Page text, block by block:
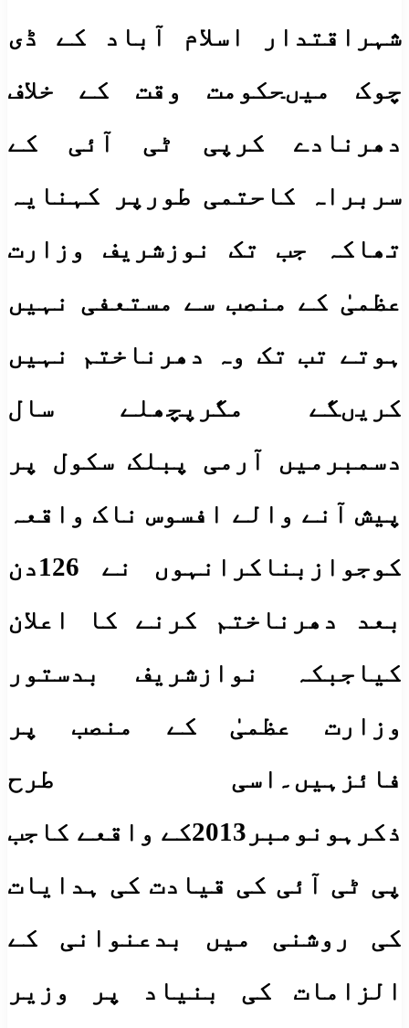
شہراقتدار اسلام آباد کے ڈی
چوک میںحکومت وقت کے خلاف
دھرنادے کرپی ٹی آئی کے
سربراہ کاحتمی طورپر کہنایہ
تھاکہ جب تک نوزشریف وزارت
عظمیٰ کے منصب سے مستعفی نہیں
ہوتے تب تک وہ دھرناختم نہیں
کریںگے مگرپچھلے سال
دسمبرمیں آرمی پبلک سکول پر
پیش آنے والے افسوس ناک واقعہ
کوجوازبناکرانہوں نے 126دن
بعد دھرناختم کرنے کا اعلان
کیاجبکہ نوازشریف بدستور
وزارت عظمیٰ کے منصب پر
فائزہیں۔اسی طرح
ذکرہونومبر2013کے واقعے کاجب
پی ٹی آئی کی قیادت کی ہدایات
کی روشنی میں بدعنوانی کے
الزامات کی بنیاد پر وزیر